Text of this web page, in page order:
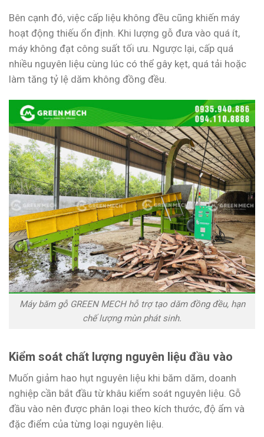
Bên cạnh đó, việc cấp liệu không đều cũng khiến máy
hoạt động thiếu ổn định. Khi lượng gỗ đưa vào quá ít,
máy không đạt công suất tối ưu. Ngược lại, cấp quá
nhiều nguyên liệu cùng lúc có thể gây kẹt, quá tải hoặc
làm tăng tỷ lệ dăm không đồng đều.
Máy băm gỗ GREEN MECH hỗ trợ tạo dăm đồng đều, hạn
chế lượng mùn phát sinh.
Kiểm soát chất lượng nguyên liệu đầu vào
Muốn giảm hao hụt nguyên liệu khi băm dăm, doanh
nghiệp cần bắt đầu từ khâu kiểm soát nguyên liệu. Gỗ
đầu vào nên được phân loại theo kích thước, độ ẩm và
đặc điểm của từng loại nguyên liệu.